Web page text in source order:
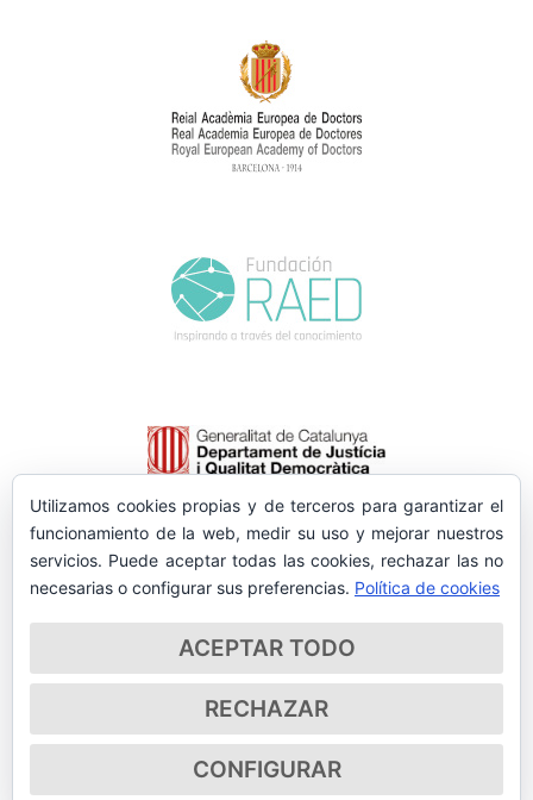
Utilizamos cookies propias y de terceros para garantizar el
funcionamiento de la web, medir su uso y mejorar nuestros
servicios. Puede aceptar todas las cookies, rechazar las no
necesarias o configurar sus preferencias. Política de cookies
ACEPTAR TODO
RECHAZAR
CONFIGURAR